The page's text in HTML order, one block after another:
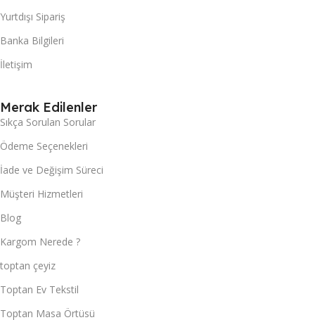
Yurtdışı Sipariş
Banka Bilgileri
İletişim
Merak Edilenler
Sıkça Sorulan Sorular
Ödeme Seçenekleri
İade ve Değişim Süreci
Müşteri Hizmetleri
Blog
Kargom Nerede ?
toptan çeyiz
Toptan Ev Tekstil
Toptan Masa Örtüsü